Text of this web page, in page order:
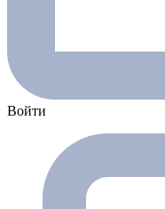
Войти